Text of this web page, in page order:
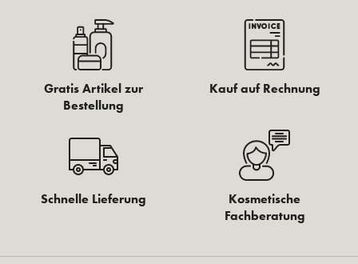
Gratis Artikel zur
Bestellung
Kauf auf Rechnung
Schnelle Lieferung
Kosmetische
Fachberatung